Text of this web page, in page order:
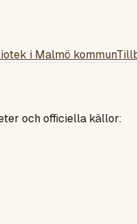
i Malmö kommun
och officiella källor: